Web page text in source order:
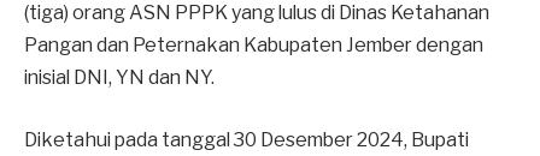
(tiga) orang ASN PPPK yang lulus di Dinas Ketahanan
Pangan dan Peternakan Kabupaten Jember dengan
inisial DNI, YN dan NY.
Diketahui pada tanggal 30 Desember 2024, Bupati